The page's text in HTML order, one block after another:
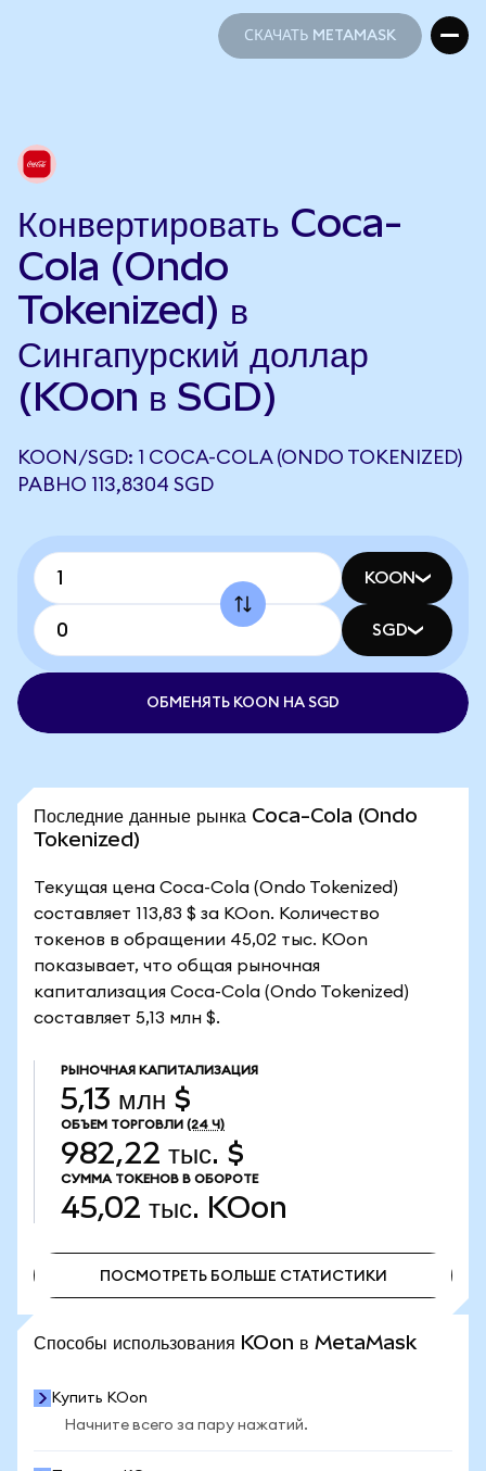
СКАЧАТЬ METAMASK
Конвертировать Coca-
Cola (Ondo
Tokenized) в
Сингапурский доллар
(KOon в SGD)
KOON/SGD: 1 COCA-COLA (ONDO TOKENIZED)
РАВНО 113,8304 SGD
KOON
SGD
ОБМЕНЯТЬ KOON НА SGD
Последние данные рынка Coca-Cola (Ondo
Tokenized)
Текущая цена Coca-Cola (Ondo Tokenized)
составляет 113,83 $ за KOon. Количество
токенов в обращении 45,02 тыс. KOon
показывает, что общая рыночная
капитализация Coca-Cola (Ondo Tokenized)
составляет 5,13 млн $.
РЫНОЧНАЯ КАПИТАЛИЗАЦИЯ
5,13 млн $
ОБЪЕМ ТОРГОВЛИ (24 Ч)
982,22 тыс. $
СУММА ТОКЕНОВ В ОБОРОТЕ
45,02 тыс. KOon
ПОСМОТРЕТЬ БОЛЬШЕ СТАТИСТИКИ
Способы использования KOon в MetaMask
Купить KOon
Начните всего за пару нажатий.